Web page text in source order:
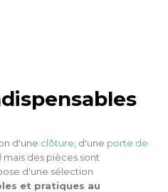
d'une clôture , d'une porte de
mais des pièces sont
d'une sélection
et pratiques au